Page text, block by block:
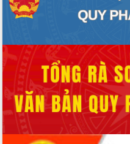
Xây dựng nông thôn mới: Nâng cao đời
sống người dân từ những mô hình thiết
Quyết liệt tháo gỡ vướng mắc, đẩy
nhanh tiến độ các dự án trọng điểm
trong Khu kinh tế Nam Phú Yên
Hòn Yến phát triển du lịch gắn với bảo
tồn biển
Lấy ý kiến điều chỉnh Quy hoạch tỉnh
Đắk Lắk thời kỳ 2021-2030, tầm nhìn
đến năm 2050